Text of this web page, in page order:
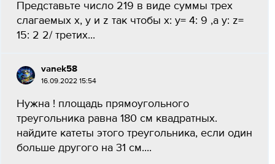
Представьте число 219 в виде суммы трех
слагаемых x, y и z так чтобы х: y= 4: 9 ,a y: z=
15: 2 2/ третих...
vanek58
16.09.2022 15:54
Нужна ! площадь прямоугольного
треугольника равна 180 см квадратных.
найдите катеты этого треугольника, если один
больше другого на 31 см....